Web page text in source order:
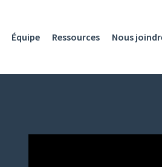
Équipe Ressources Nous